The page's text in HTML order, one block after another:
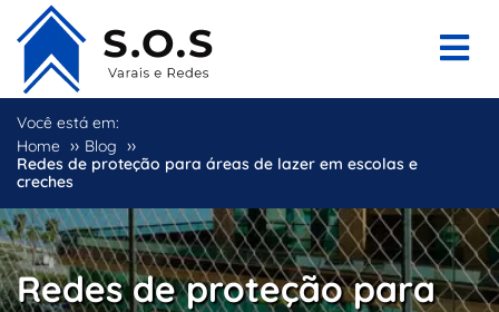
Você está em:
Home ›› Blog ››
Redes de proteção para áreas de lazer em escolas e
creches
Redes de proteção para